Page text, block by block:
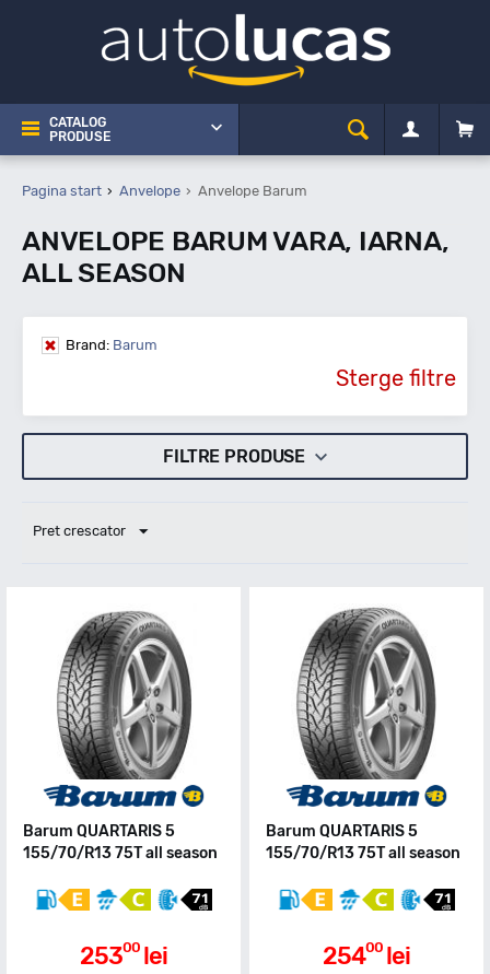
CATALOG
PRODUSE
Pagina start Anvelope Anvelope Barum
ANVELOPE BARUM VARA, IARNA,
ALL SEASON
Brand: Barum
Sterge filtre
FILTRE PRODUSE
Pret crescator
Barum QUARTARIS 5
155/70/R13 75T all season
25300 lei
Barum QUARTARIS 5
155/70/R13 75T all season
25400 lei